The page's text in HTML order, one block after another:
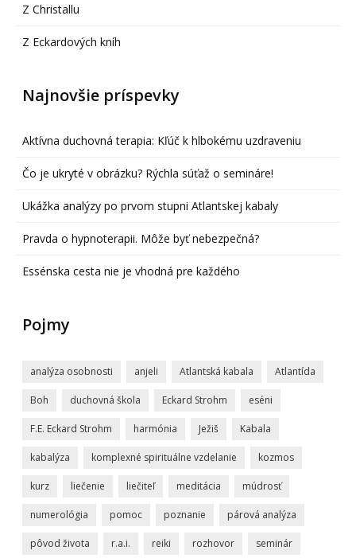
Z Christallu
Z Eckardových kníh
Najnovšie príspevky
Aktívna duchovná terapia: Kľúč k hlbokému uzdraveniu
Čo je ukryté v obrázku? Rýchla súťaž o semináre!
Ukážka analýzy po prvom stupni Atlantskej kabaly
Pravda o hypnoterapii. Môže byť nebezpečná?
Essénska cesta nie je vhodná pre každého
Pojmy
analýza osobnosti anjeli Atlantská kabala Atlantída
Boh duchovná škola Eckard Strohm eséni
F.E. Eckard Strohm harmónia Ježiš Kabala
kabalýza komplexné spirituálne vzdelanie kozmos
kurz liečenie liečiteľ meditácia múdrosť
numerológia pomoc poznanie párová analýza
pôvod života r.a.i. reiki rozhovor seminár